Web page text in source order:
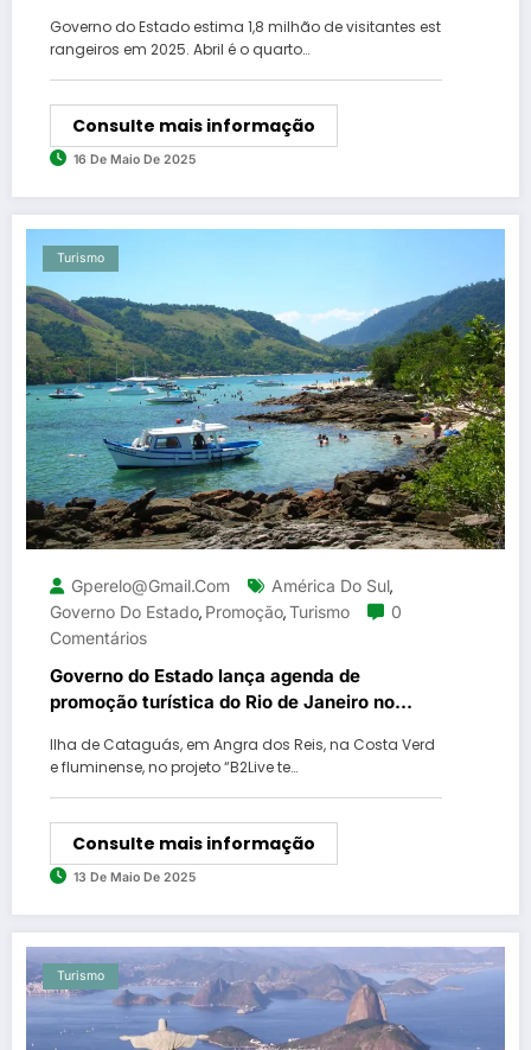
Governo do Estado estima 1,8 milhão de visitantes est
rangeiros em 2025. Abril é o quarto…
Consulte mais informação
16 De Maio De 2025
Turismo
Gperelo@gmail.com América Do Sul,
Governo Do Estado, Promoção,Turismo
0
Comentários
Governo do Estado lança agenda de
promoção turística do Rio de Janeiro no
Ilha de Cataguás, em Angra dos Reis, na Costa Verd
e fluminense, no projeto “B2Live te…
Consulte mais informação
13 De Maio De 2025
Turismo